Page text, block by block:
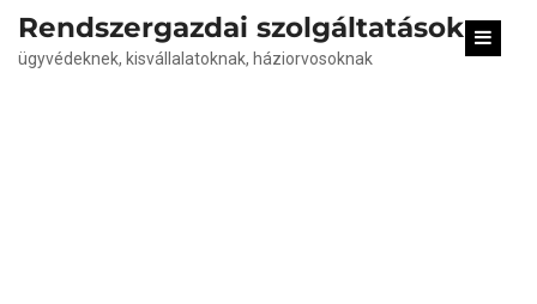
Rendszergazdai szolgáltatások
ügyvédeknek, kisvállalatoknak, háziorvosoknak